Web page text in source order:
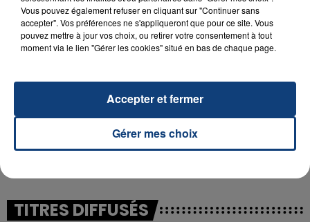
aspergé sa compagne et leur bébé de trois mois
d'un liquide inflammable.
20 juillet 2026
UNE ADOLESCENTE DEVANT SE FAIRE
OPÉRER DE LA CHEVILLE RESSORT DE LA...
reconnu sa responsabilité et présenté ses
excuses.
TITRES DIFFUSÉS
Vous pouvez également refuser en cliquant sur "Continuer sans
accepter". Vos préférences ne s'appliqueront que pour ce site. Vous
pouvez mettre à jour vos choix, ou retirer votre consentement à tout
moment via le lien "Gérer les cookies" situé en bas de chaque page.
Gérer mes choix
Accepter et fermer